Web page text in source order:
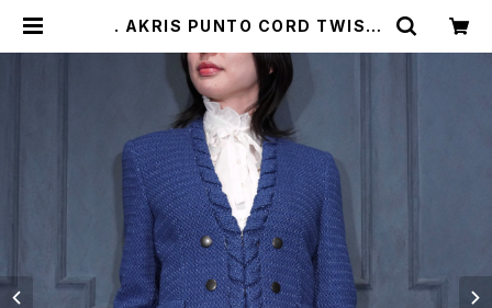
. AKRIS PUNTO CORD TWIST
WEED BLAZER/アクリスプントコ
ードツイストダブルブレステッドデニ
ムツイードブレザー（テーラードジャ
ケット） 2000000075839 | Titti
Vintage